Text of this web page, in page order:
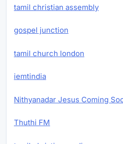
tamil christian assembly
gospel junction
tamil church london
iemtindia
Nithyanadar Jesus Coming
Thuthi FM